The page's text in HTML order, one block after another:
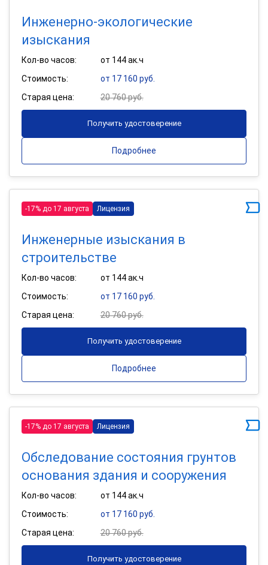
Инженерно-экологические
изыскания
Кол-во часов:
от 144 ак.ч
Стоимость:
от 17 160 руб.
Старая цена:
20 760 руб.
Получить удостоверение
Подробнее
-17% до 17 августа Лицензия
Инженерные изыскания в
строительстве
Кол-во часов:
от 144 ак.ч
Стоимость:
от 17 160 руб.
Старая цена:
20 760 руб.
Получить удостоверение
Подробнее
-17% до 17 августа Лицензия
Обследование состояния грунтов
основания здания и сооружения
Кол-во часов:
от 144 ак.ч
Стоимость:
от 17 160 руб.
Старая цена:
20 760 руб.
Получить удостоверение